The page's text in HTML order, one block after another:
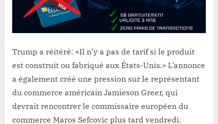
Trump a réitéré: «Il n’y a pas de tarif si le produit
est construit ou fabriqué aux États-Unis.» L’annonce
a également créé une pression sur le représentant
du commerce américain Jamieson Greer, qui
devrait rencontrer le commissaire européen du
commerce Maros Sefcovic plus tard vendredi.